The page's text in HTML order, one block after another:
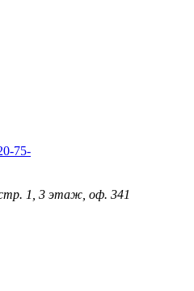
75-
стр. 1, 3 этаж, оф. 341